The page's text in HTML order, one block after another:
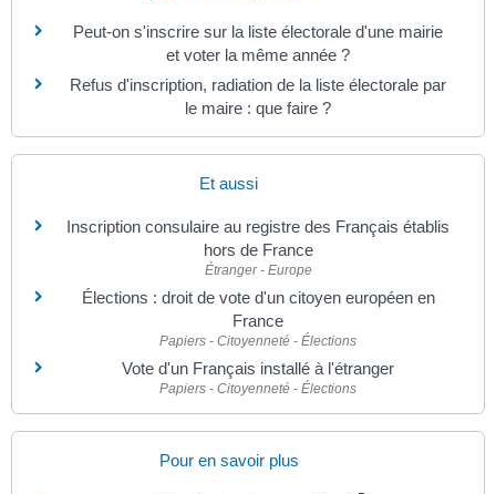
Peut-on s'inscrire sur la liste électorale d'une mairie
et voter la même année ?
Refus d'inscription, radiation de la liste électorale par
le maire : que faire ?
Et aussi
Inscription consulaire au registre des Français établis
hors de France
Étranger - Europe
Élections : droit de vote d'un citoyen européen en
France
Papiers - Citoyenneté - Élections
Vote d'un Français installé à l'étranger
Papiers - Citoyenneté - Élections
Pour en savoir plus